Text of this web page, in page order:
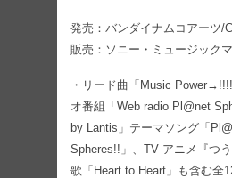
発売：バンダイナムコアーツ/
販売：ソニー・ミュージック
・リード曲「Music
オ番組「Web radio Pl@net
by Lantis」テーマソング「
Spheres!!」、TV アニメ『つ
歌「Heart to Heart」も含む全